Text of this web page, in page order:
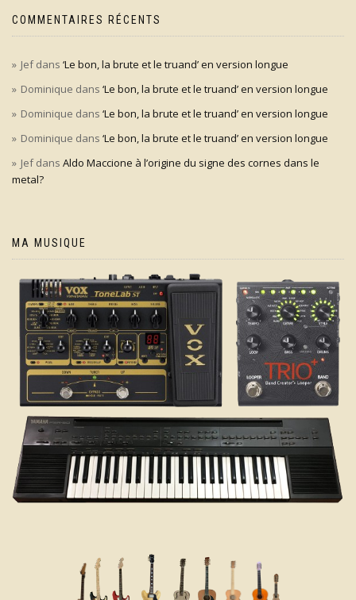
COMMENTAIRES RÉCENTS
Jefdans ‘Le bon, la brute et le truand’ en version longue
Dominique dans ‘Le bon, la brute et le truand’ en version longue
Dominique dans ‘Le bon, la brute et le truand’ en version longue
Dominique dans ‘Le bon, la brute et le truand’ en version longue
Jefdans Aldo Maccione à l’origine du signe des cornes dans le
metal?
MA MUSIQUE